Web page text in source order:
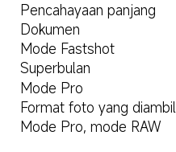
Pencahayaan panjang
Dokumen
Mode Fastshot
Superbulan
Mode Pro
Format foto yang
Mode Pro, mode RAW